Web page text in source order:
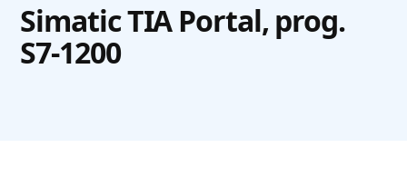
Simatic TIA Portal, prog.
S7-1200